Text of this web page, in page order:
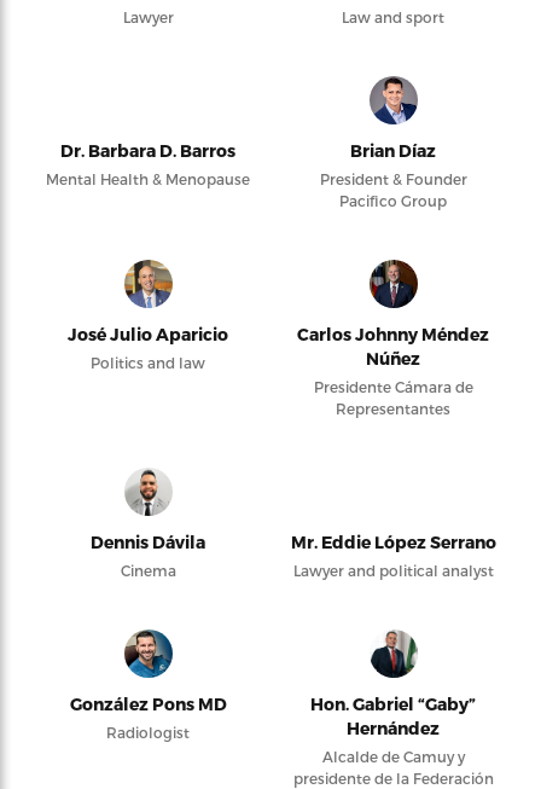
Lawyer Law and sport
Dr. Barbara D. Barros
Mental Health & Menopause
Brian Díaz
President & Founder
Pacifico Group
José Julio Aparicio
Politics and law
Carlos Johnny Méndez
Núñez
Presidente Cámara de
Representantes
Dennis Dávila
Cinema
Mr. Eddie López Serrano
Lawyer and political analyst
González Pons MD
Radiologist
Hon. Gabriel “Gaby”
Hernández
Alcalde de Camuy y
presidente de la Federación